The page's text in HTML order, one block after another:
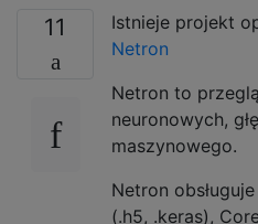
Convolution2D
relu
relu
Convolution2D
MaxPooling2D
Flatten
11
Istnieje projekt
Netron
Netron to
neuronowych,
maszynowego.
Netron
(.h5, .keras),